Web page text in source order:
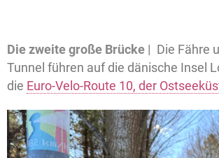
Die zweite große Brücke | Die Fähre
Tunnel führen auf die dänische Insel
die Euro-Velo-Route 10, der